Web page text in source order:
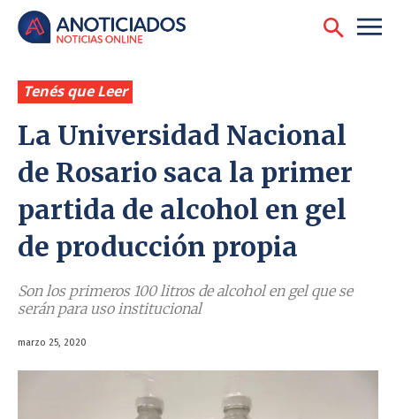
Tenés que Leer
La Universidad Nacional
de Rosario saca la primer
partida de alcohol en gel
de producción propia
Son los primeros 100 litros de alcohol en gel que se
serán para uso institucional
marzo 25, 2020